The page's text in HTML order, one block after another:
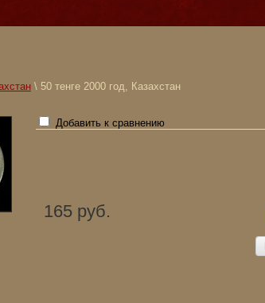
\ 50 тенге 2000 год, Казахстан
Добавить к сравнению
165 руб.